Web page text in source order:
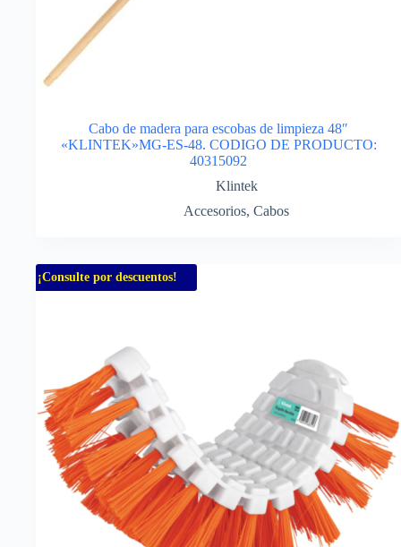
Cabo de madera para escobas de limpieza 48″
«KLINTEK»MG-ES-48. CODIGO DE PRODUCTO:
40315092
Klintek
Accesorios, Cabos
¡Consulte por descuentos!